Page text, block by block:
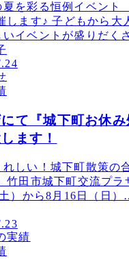
を彩る恒例イベント
します♪ 子どもから大
いイベントが盛りだく
て『城下町お休み
ます！
れしい！城下町散策の
竹田市城下町交流プラ
）から8月16日（日）
実績